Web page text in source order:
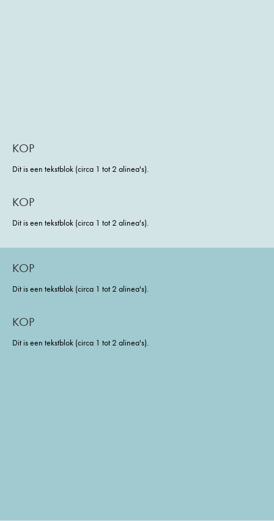
KOP
Dit is een tekstblok (circa 1 tot 2 alinea's).
KOP
Dit is een tekstblok (circa 1 tot 2 alinea's).
KOP
Dit is een tekstblok (circa 1 tot 2 alinea's).
KOP
Dit is een tekstblok (circa 1 tot 2 alinea's).